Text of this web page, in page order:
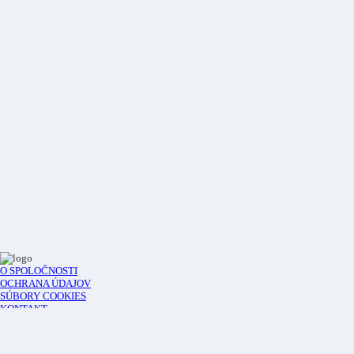
O SPOLOČNOSTI
OCHRANA ÚDAJOV
SÚBORY COOKIES
KONTAKT